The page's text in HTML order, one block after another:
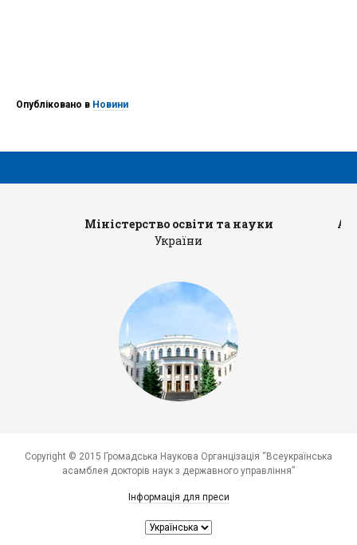
Опубліковано в Новини
Міністерство освіти та науки
України
Copyright © 2015 Громадська Наукова Органцізація “Всеукраїнська
асамблея докторів наук з державного управління”
Інформація для преси